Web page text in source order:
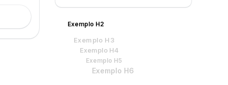
Exemplo H2
Exemplo H3
Exemplo H4
Exemplo H5
Exemplo H6